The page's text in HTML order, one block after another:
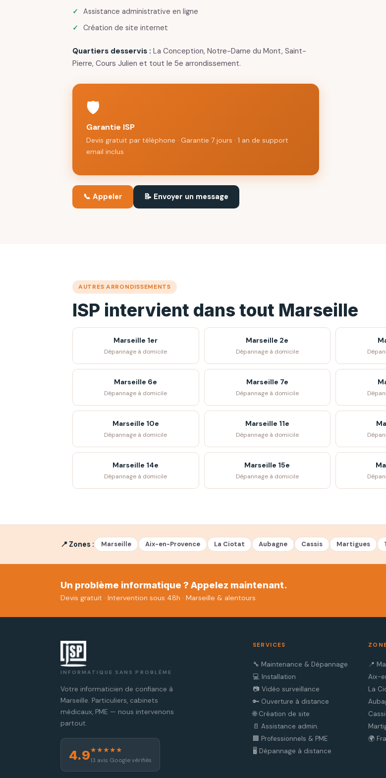
Assistance administrative en ligne
Création de site internet
Quartiers desservis : La Conception, Notre-Dame du Mont, Saint-
Pierre, Cours Julien et tout le 5e arrondissement.
🛡️
Garantie ISP
Devis gratuit par téléphone · Garantie 7 jours · 1 an de support
email inclus
📞 Appeler 📝 Envoyer un message
AUTRES ARRONDISSEMENTS
ISP intervient dans tout Marseille
Marseille 1er
Dépannage à domicile
Marseille 2e
Dépannage à domicile
Marseille 6e
Dépannage à domicile
Marseille 7e
Dépannage à domicile
Marseille 10e
Dépannage à domicile
Marseille 11e
Dépannage à domicile
Marseille 14e
Dépannage à domicile
Marseille 15e
Dépannage à domicile
📍 Zones : Marseille Aix-en-Provence La Ciotat Aubagne Cassis Martigues
Un problème informatique ? Appelez maintenant.
Devis gratuit · Intervention sous 48h · Marseille & alentours
INFORMATIQUE SANS PROBLÈME
Votre informaticien de confiance à
Marseille. Particuliers, cabinets
médicaux, PME — nous intervenons
partout.
4.9★★★★★
13 avis Google vérifiés
SERVICES
🔧 Maintenance & Dépannage
💻 Installation
📷 Vidéo surveillance
🔑 Ouverture à distance
🌐 Création de site
📄 Assistance admin.
🏢 Professionnels & PME
🖥️ Dépannage à distance
📍
Aix-
La
🌍